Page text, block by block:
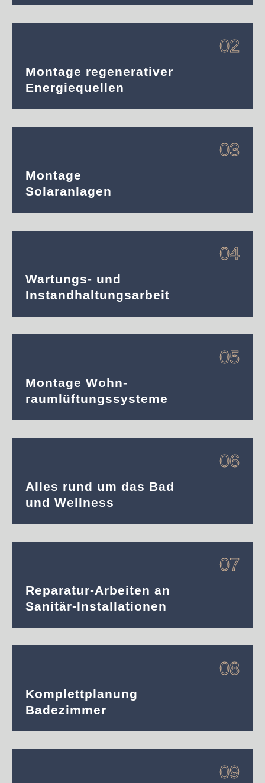
02
Montage regenerativer
Energiequellen
03
Montage
Solaranlagen
04
Wartungs- und
Instandhaltungsarbeit
05
Montage Wohn-
raumlüftungssysteme
06
Alles rund um das Bad
und Wellness
07
Reparatur-Arbeiten an
Sanitär-Installationen
08
Komplettplanung
Badezimmer
09